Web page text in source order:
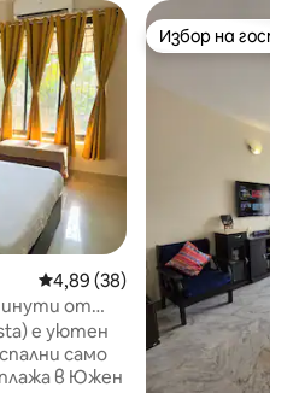
Средна оценка: 4,89 от 5,
4,89 (38)
от
е уютен
само
в Южен
Избор на
Избор на